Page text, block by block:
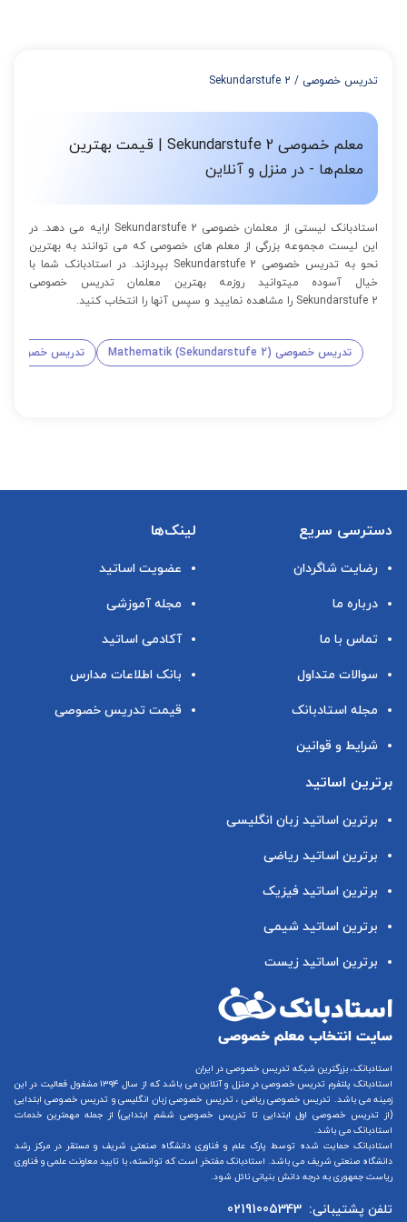
از 12 تا 15 جلسه: 7% تخفیف
تدریس خصوصی /
Sekundarstufe 2
معلم خصوصی Sekundarstufe 2 | قیمت بهترین
معلم‌ها - در منزل و آنلاین
استادبانک لیستی از معلمان خصوصی Sekundarstufe 2 ارایه می دهد. در
این لیست مجموعه بزرگی از معلم های خصوصی که می توانند به بهترین
نحو به تدریس خصوصی Sekundarstufe 2 بپردازند. در استادبانک شما با
خیال آسوده میتوانید روزمه بهترین معلمان تدریس خصوصی
Sekundarstufe 2 را مشاهده نمایید و سپس آنها را انتخاب کنید.
تدریس خصوصی Mathematik (Sekundarstufe 2) تدریس خصوصی Physik (Sekundarstufe 2)
دسترسی سریع
رضایت شاگردان
درباره ما
تماس با ما
سوالات متداول
مجله استادبانک
شرایط و قوانین
لینک‌ها
عضویت اساتید
مجله آموزشی
آکادمی اساتید
بانک اطلاعات مدارس
قیمت تدریس خصوصی
برترین اساتید
برترین اساتید زبان انگلیسی
برترین اساتید ریاضی
برترین اساتید فیزیک
برترین اساتید شیمی
برترین اساتید زیست
استادبانک، بزرگترین شبکه تدریس خصوصی در ایران
استادبانک پلتفرم تدریس خصوصی در منزل و آنلاین
می باشد که از سال ۱۳۹۴ مشغول فعالیت در این
زمینه می باشد. تدریس خصوصی ریاضی ، تدریس خصوصی زبان انگلیسیو تدریس خصوصی ابتدایی
(از تدریس خصوصی اول ابتدایی تا تدریس خصوصی ششم ابتدایی) از جمله مهمترین خدمات
استادبانک می باشد.
استادبانک حمایت شده توسط پارک علم و فناوری دانشگاه صنعتی شریف و مستقر در مرکز رشد
دانشگاه صنعتی شریف می باشد. استادبانک مفتخر است که توانسته، با تایید معاونت علمی و فناوری
ریاست جمهوری به درجه دانش بنیانی نائل شود.
تلفن پشتیبانی: 02191005343